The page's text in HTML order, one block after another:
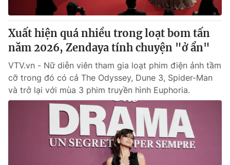
® Cấm sao chép dưới mọi hình thức nếu không có sự chấp
thuận bằng văn bản. Ghi rõ nguồn VTV.vn khi phát hành lại
thông tin từ website này.
Xuất hiện quá nhiều trong loạt bom tấn
năm 2026, Zendaya tính chuyện "ở ẩn"
VTV.vn - Nữ diễn viên tham gia loạt phim điện ảnh tầm
cỡ trong đó có cả The Odyssey, Dune 3, Spider-Man
và trở lại với mùa 3 phim truyền hình Euphoria.